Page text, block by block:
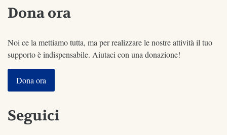
Dona ora
Noi ce la mettiamo tutta, ma per realizzare le nostre attività il tuo
supporto è indispensabile. Aiutaci con una donazione!
Dona ora
Seguici